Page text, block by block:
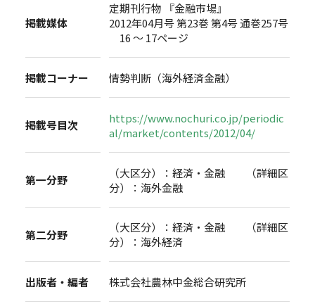
掲載媒体
定期刊行物 『金融市場』
2012年04月号 第23巻 第4号 通巻257号
16 ～ 17ページ
掲載コーナー 情勢判断（海外経済金融）
掲載号目次
https://www.nochuri.co.jp/periodic
al/market/contents/2012/04/
第一分野
（大区分）：経済・金融 （詳細区
分）：海外金融
第二分野
（大区分）：経済・金融 （詳細区
分）：海外経済
出版者・編者 株式会社農林中金総合研究所